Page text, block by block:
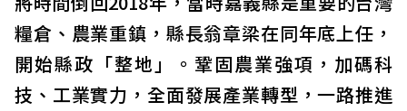
糧倉、農業重鎮，縣長翁章梁在同年底上任，
開始縣政「整地」。鞏固農業強項，加碼科
技、工業實力，全面發展產業轉型，一路推進